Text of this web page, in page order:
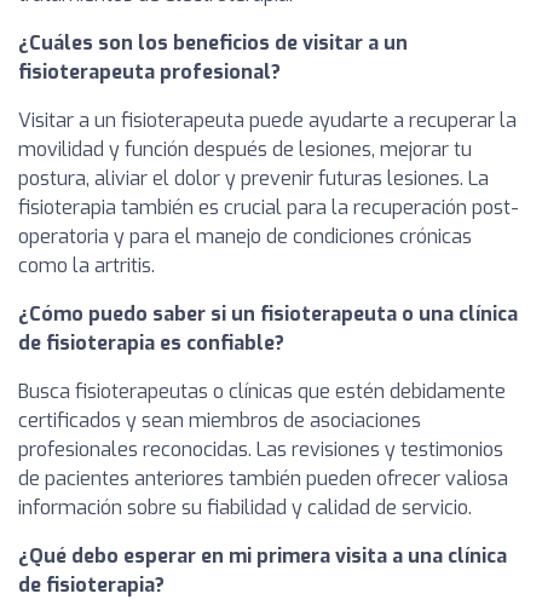
¿Cuáles son los beneficios de visitar a un
fisioterapeuta profesional?
Visitar a un fisioterapeuta puede ayudarte a recuperar la
movilidad y función después de lesiones, mejorar tu
postura, aliviar el dolor y prevenir futuras lesiones. La
fisioterapia también es crucial para la recuperación post-
operatoria y para el manejo de condiciones crónicas
como la artritis.
¿Cómo puedo saber si un fisioterapeuta o una clínica
de fisioterapia es confiable?
Busca fisioterapeutas o clínicas que estén debidamente
certificados y sean miembros de asociaciones
profesionales reconocidas. Las revisiones y testimonios
de pacientes anteriores también pueden ofrecer valiosa
información sobre su fiabilidad y calidad de servicio.
¿Qué debo esperar en mi primera visita a una clínica
de fisioterapia?